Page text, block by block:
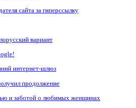
сайта за гиперссылку
вариант
интернет-шлюз
продолжение
и заботой о любимых женщинах